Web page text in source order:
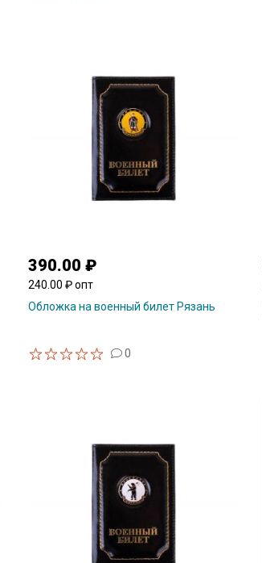
390.00 ₽
240.00 ₽ опт
Обложка на военный билет Рязань
0